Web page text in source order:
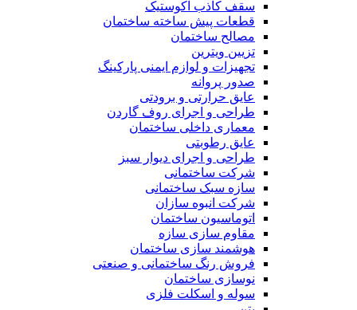
سقف کاذب آکوستیک
قطعات پیش ساخته ساختمان
مصالح ساختمان
تزیین ویترین
تجهیزات و لوازم ایمنی پارکینگ
صدور پروانه
عایق حرارتی و برودتی
طراحی و اجرای روف گاردن
معماری داخلی ساختمان
عایق رطوبتی
طراحی و اجرای دیوار سبز
شرکت ساختمانی
سازه سبک ساختمانی
شرکت انبوه سازان
اتوماسیون ساختمان
مقاوم سازی سازه
هوشمند سازی ساختمان
فروش رنگ ساختمانی و صنعتی
نوسازی ساختمان
سوله و اسکلت فلزی